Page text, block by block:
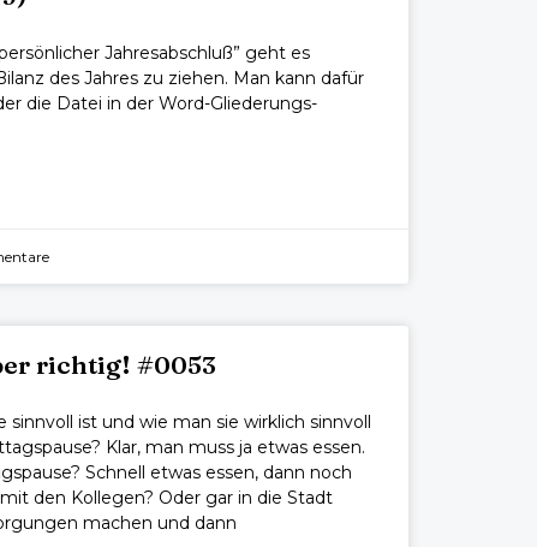
Jahresabschluß” geht es
des Jahres zu ziehen. Man kann dafür
die Datei in der Word-Gliederungs-
richtig! #0053
ist und wie man sie wirklich sinnvoll
Klar, man muss ja etwas essen.
Schnell etwas essen, dann noch
den Kollegen? Oder gar in die Stadt
machen und dann